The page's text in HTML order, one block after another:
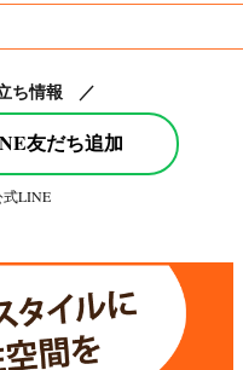
ち情報 ／
友だち追加
LINE